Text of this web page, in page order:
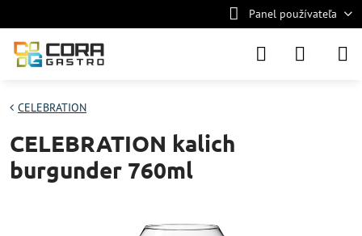
Panel používateľa
CELEBRATION
CELEBRATION kalich
burgunder 760ml